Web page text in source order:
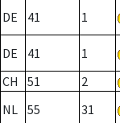
DE 41 1
DE 41 1
CH
51 2
NL 55 31